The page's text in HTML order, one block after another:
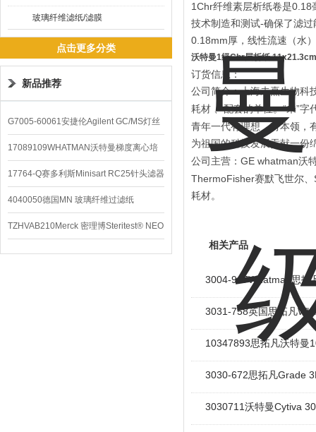
玻璃纤维滤纸/滤膜
点击更多分类
新品推荐
G7005-60061安捷伦Agilent GC/MS灯丝
配件
17089109WHATMAN沃特曼梯度离心培
养基
17764-Q赛多利斯Minisart RC25针头滤器
4040050德国MN 玻璃纤维过滤纸
TZHVAB210Merck 密理博Steritest® NEO
设备
1Chr纤维素层析纸卷是
技术制造和测试-确保了滤
0.18mm厚，线性流速（水
沃特曼1级Chr层析纸
订货信息：
公司简介：上海未熹生物科
耗材 、配套的单位。“未”字
青年一代有理想，有本领，
为祖国的科技发展贡献一份
公司主营： GE whatman沃
ThermoFisher赛默飞世尔、
耗材。
相关产品
3004-917Whatman思拓
3031-758英国思拓凡
10347893思拓凡沃特曼
3030-672思拓凡Grade
3030711沃特曼Cytiva